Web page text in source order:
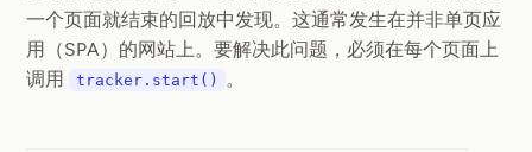
一个页面就结束的回放中发现。这通常发生在并非单页应
用（SPA）的网站上。要解决此问题，必须在每个页面上
调用
tracker.start() 。